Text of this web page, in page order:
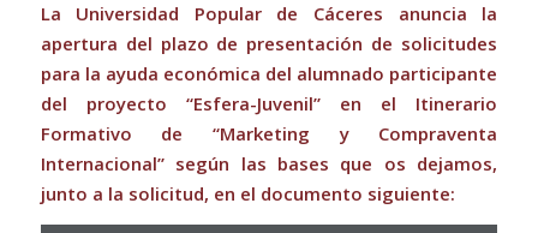
La Universidad Popular de Cáceres anuncia la
apertura del plazo de presentación de solicitudes
para la ayuda económica del alumnado participante
del proyecto “Esfera-Juvenil” en el Itinerario
Formativo de “Marketing y Compraventa
Internacional” según las bases que os dejamos,
junto a la solicitud, en el documento siguiente: